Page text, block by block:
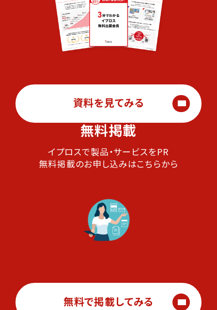
資料を見てみる
無料掲載
イプロスで製品・サービスをPR
無料掲載のお申し込みはこちらから
無料で掲載してみる